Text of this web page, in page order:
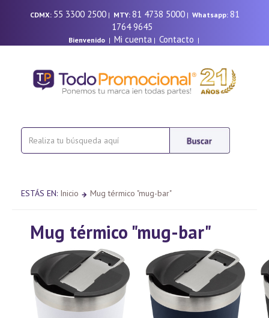
CDMX: 55 3300 2500| MTY: 81 4738 5000| Whatsapp: 81
1764 9645
Bienvenido| Mi cuenta | Contacto |
ESTÁS EN: Inicio Mug térmico "mug-bar"
Mug térmico "mug-bar"